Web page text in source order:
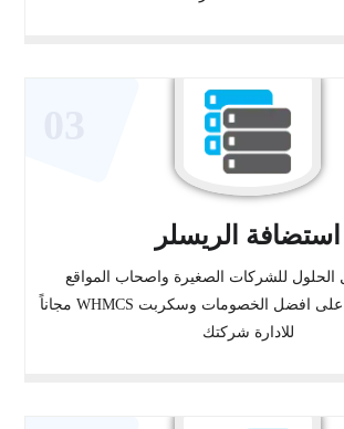
استضافة الريسلر
الحلول للشركات الصغيرة واصحاب المواقع
المتعددة للحصول على افضل الخصومات وسكربت WHMCS مجاناً
للادارة شركتك